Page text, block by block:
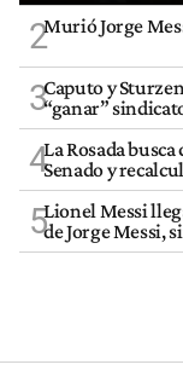
2Murió Jorge
3Caputo y
“ganar”
4La Rosada
Senado y
5Lionel Messi
de Jorge Messi,